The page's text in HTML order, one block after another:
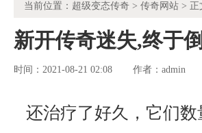
当前位置： 超级变态传奇 > 传奇网站 > 正
新开传奇迷失,终于
时间：2021-08-21 02:08 作者： admin
还治疗了好久，它们